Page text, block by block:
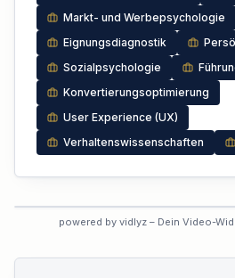
Markt- und Werbepsychologie
Eignungsdiagnostik
Sozialpsychologie
Konvertierungsoptimierung
User Experience (UX)
Verhaltenswissenschaften
Dieses Profil hat das
powered by vidlyz – Dein Video-